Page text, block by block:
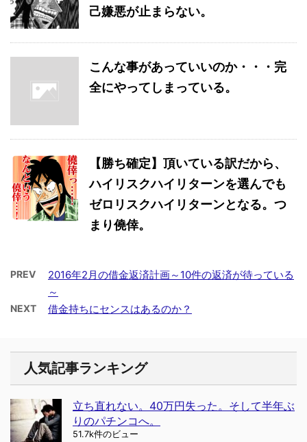
己嫌悪が止まらない。
こんな事があっていいのか・・・完
全にやってしまっている。
【勝ち確定】頂いている訳だから、
ハイリスクハイリターンを選んでも
ゼロリスクハイリターンとなる。つ
まり僥倖。
PREV
2016年2月の借金返済計画～10件の返済が待っている
～
NEXT 借金持ちにセンスはあるのか？
人気記事ランキング
立ち直れない。40万円失った。そして半年ぶ
りのパチンコへ。
51.7k件のビュー